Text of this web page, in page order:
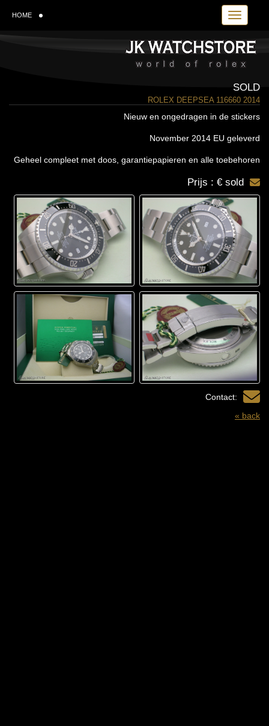
Toggle
HOME
SOLD
ROLEX DEEPSEA 116660 2014
Nieuw en ongedragen in de stickers
November 2014 EU geleverd
Geheel compleet met doos, garantiepapieren en alle toebehoren
Prijs : € sold
Contact:
« back